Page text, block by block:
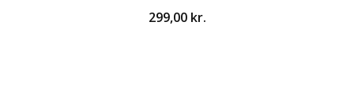
299,00 kr.